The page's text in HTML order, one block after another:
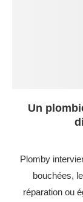
Un
Plomby
bouchées,
réparation ou